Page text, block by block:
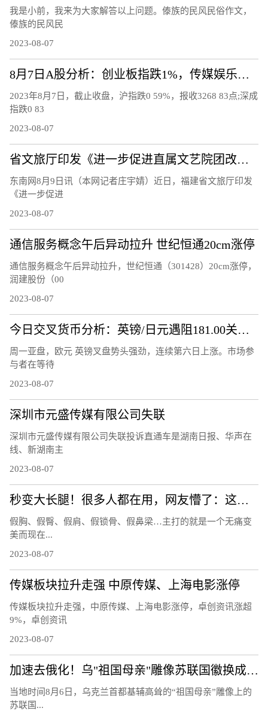
我是小前，我来为大家解答以上问题。傣族的民风民俗作文，
傣族的民风民
2023-08-07
8月7日A股分析：创业板指跌1%，传媒娱乐板块逆市上涨
2023年8月7日，截止收盘，沪指跌0 59%，报收3268 83点;深成
指跌0 83
2023-08-07
省文旅厅印发《进一步促进直属文艺院团改革发展的工作措施》
东南网8月9日讯（本网记者庄宇婧）近日，福建省文旅厅印发
《进一步促进
2023-08-07
通信服务概念午后异动拉升 世纪恒通20cm涨停
通信服务概念午后异动拉升，世纪恒通（301428）20cm涨停，
润建股份（00
2023-08-07
今日交叉货币分析：英镑/日元遇阻181.00关口 欧元/英镑升破 0.8600关口
周一亚盘，欧元 英镑叉盘势头强劲，连续第六日上涨。市场参
与者在等待
2023-08-07
深圳市元盛传媒有限公司失联
深圳市元盛传媒有限公司失联投诉直通车是湖南日报、华声在
线、新湖南主
2023-08-07
秒变大长腿！很多人都在用，网友懵了：这也有假的？
假胸、假臀、假肩、假锁骨、假鼻梁…主打的就是一个无痛变
美而现在...
2023-08-07
传媒板块拉升走强 中原传媒、上海电影涨停
传媒板块拉升走强，中原传媒、上海电影涨停，卓创资讯涨超
9%，卓创资讯
2023-08-07
加速去俄化！乌"祖国母亲"雕像苏联国徽换成三叉戟
当地时间8月6日，乌克兰首都基辅高耸的“祖国母亲”雕像上的
苏联国...